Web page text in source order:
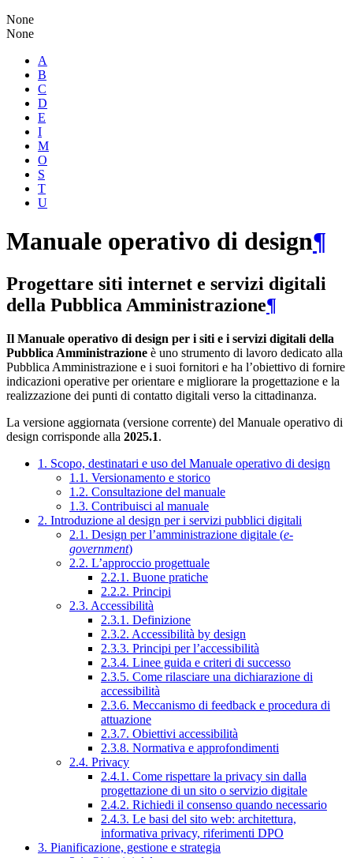
None
None
A
B
C
D
E
I
M
O
S
T
U
Manuale operativo di design¶
Progettare siti internet e servizi digitali
della Pubblica Amministrazione¶
Il Manuale operativo di design per i siti e i servizi digitali della
Pubblica Amministrazione è uno strumento di lavoro dedicato alla
Pubblica Amministrazione e i suoi fornitori e ha l’obiettivo di fornire
indicazioni operative per orientare e migliorare la progettazione e la
realizzazione dei punti di contatto digitali verso la cittadinanza.
La versione aggiornata (versione corrente) del Manuale operativo di
design corrisponde alla 2025.1.
1. Scopo, destinatari e uso del Manuale operativo di design
1.1. Versionamento e storico
1.2. Consultazione del manuale
1.3. Contribuisci al manuale
2. Introduzione al design per i servizi pubblici digitali
2.1. Design per l’amministrazione digitale (e-
government)
2.2. L’approccio progettuale
2.2.1. Buone pratiche
2.2.2. Principi
2.3. Accessibilità
2.3.1. Definizione
2.3.2. Accessibilità by design
2.3.3. Principi per l’accessibilità
2.3.4. Linee guida e criteri di successo
2.3.5. Come rilasciare una dichiarazione di
accessibilità
2.3.6. Meccanismo di feedback e procedura di
attuazione
2.3.7. Obiettivi accessibilità
2.3.8. Normativa e approfondimenti
2.4. Privacy
2.4.1. Come rispettare la privacy sin dalla
progettazione di un sito o servizio digitale
2.4.2. Richiedi il consenso quando necessario
2.4.3. Le basi del sito web: architettura,
informativa privacy, riferimenti DPO
3. Pianificazione, gestione e strategia